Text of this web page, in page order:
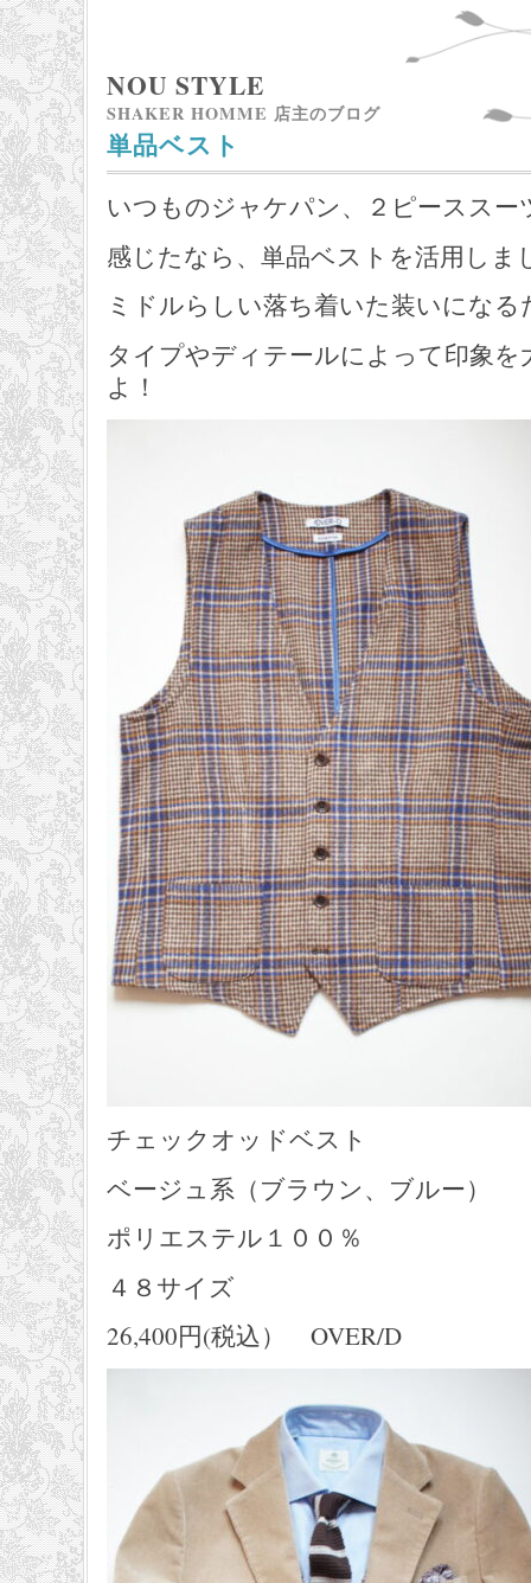
NOU STYLE
SHAKER HOMME 店主のブログ
単品ベスト
いつものジャケパン、２ピースス
感じたなら、単品ベストを活用しま
ミドルらしい落ち着いた装いにな
タイプやディテールによって印象
よ！
チェックオッドベスト
ベージュ系（ブラウン、ブルー）
ポリエステル１００％
４８サイズ
26,400円(税込） OVER/D